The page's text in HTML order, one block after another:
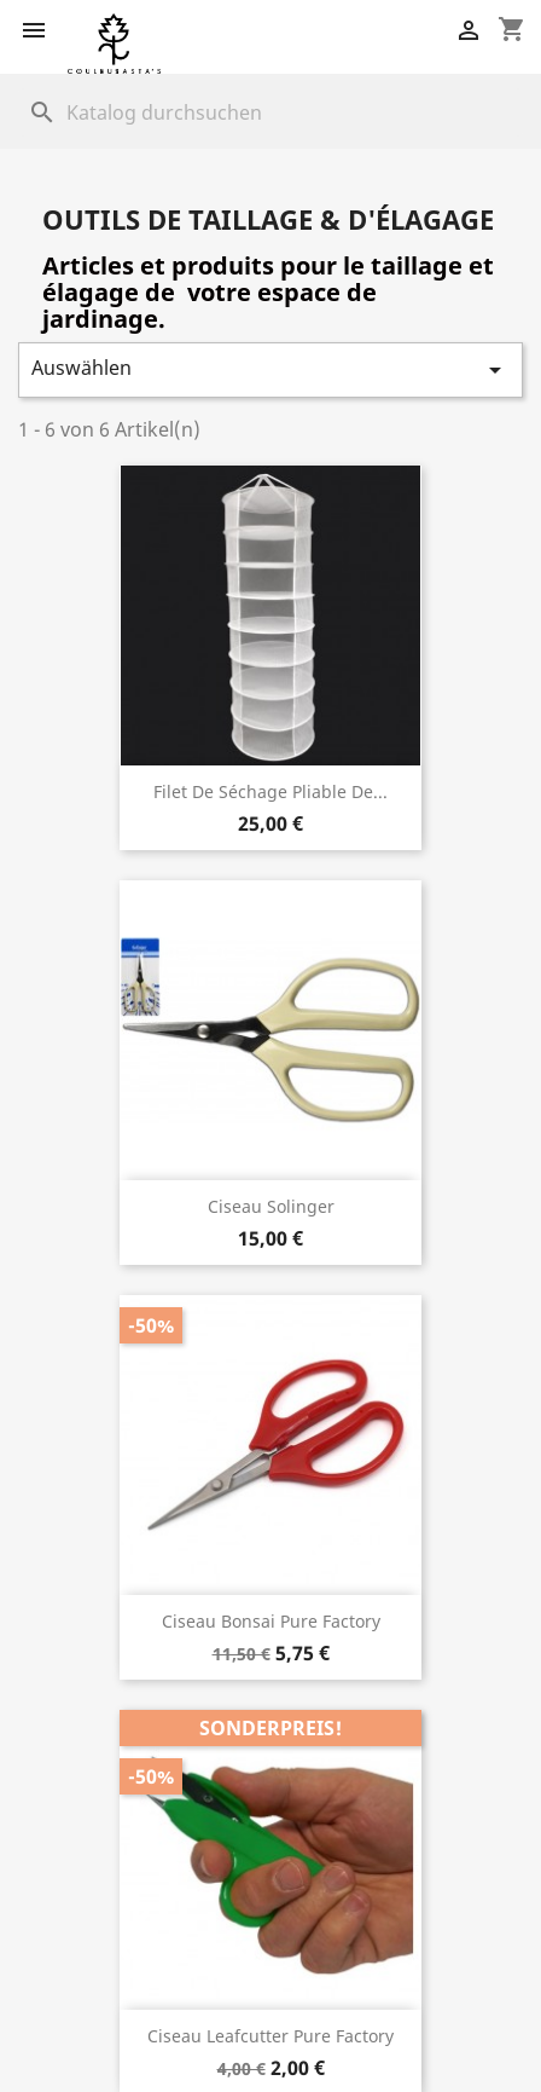
 shopping_cart

search
OUTILS DE TAILLAGE & D'ÉLAGAGE
Articles et produits pour le taillage et
élagage de votre espace de
jardinage.
Auswählen 
1 - 6 von 6 Artikel(n)
Filet De Séchage Pliable De...
25,00 €
Ciseau Solinger
15,00 €
Ciseau Bonsai Pure Factory
11,50 € 5,75 €
-50%
Ciseau Leafcutter Pure Factory
4,00 € 2,00 €
SONDERPREIS!
-50%